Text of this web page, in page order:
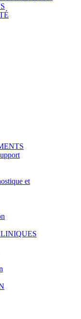
et